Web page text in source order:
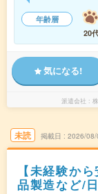
年齢層
20
気になる!
派遣会社
未読 掲載日 2026/08/
【未経験か
品製造など/